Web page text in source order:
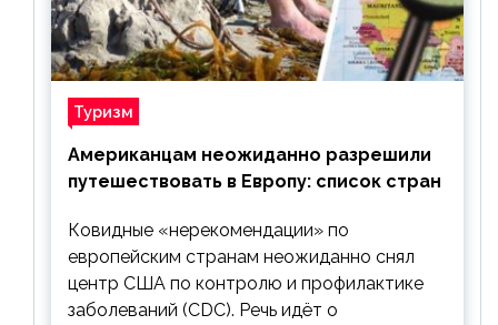
Туризм
Американцам неожиданно разрешили
путешествовать в Европу: список стран
Ковидные «нерекомендации» по
европейским странам неожиданно снял
центр США по контролю и профилактике
заболеваний (CDC). Речь идёт о